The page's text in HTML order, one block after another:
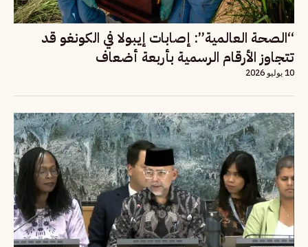
“الصحة العالمية”: إصابات إيبولا في الكونغو قد
تتجاوز الأرقام الرسمية بأربعة أضعاف
10 يوليو 2026